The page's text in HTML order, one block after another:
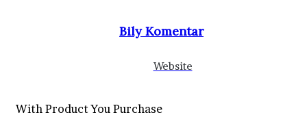
Bily Komentar
Website
With Product You Purchase